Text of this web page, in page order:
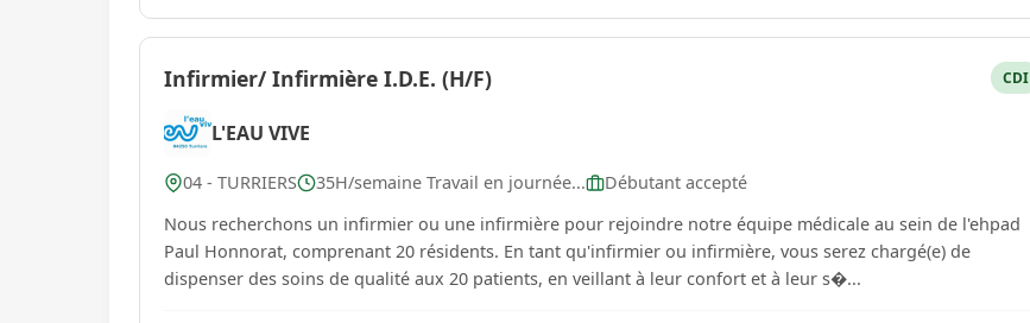
Infirmier/ Infirmière I.D.E. (H/F) CDI
L'EAU VIVE
04 - TURRIERS 35H/semaine Travail en journée...
Débutant accepté
Nous recherchons un infirmier ou une infirmière pour rejoindre notre équipe médicale au sein de l'ehpad
Paul Honnorat, comprenant 20 résidents. En tant qu'infirmier ou infirmière, vous serez chargé(e) de
dispenser des soins de qualité aux 20 patients, en veillant à leur confort et à leur s�...